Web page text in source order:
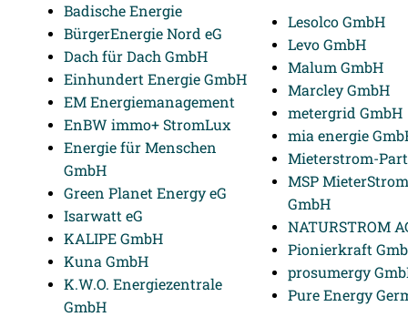
Badische Energie
BürgerEnergie Nord eG
Dach für Dach GmbH
Einhundert Energie GmbH
EM Energiemanagement
EnBW immo+ StromLux
Energie für Menschen
GmbH
Green Planet Energy eG
Isarwatt eG
KALIPE GmbH
Kuna GmbH
K.W.O. Energiezentrale
GmbH
Lesolco GmbH
Levo GmbH
Malum GmbH
Marcley GmbH
metergrid GmbH
mia energie
Mieterstrom-
MSP
GmbH
NATURSTROM
Pionierkraft
prosumergy
Pure Energy